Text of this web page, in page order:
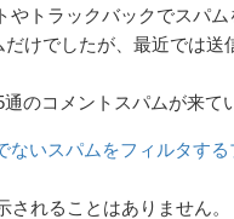
トラックバックでスパム
けでしたが、最近では
のコメントスパムが来て
ないスパムをフィルタする
れることはありません。